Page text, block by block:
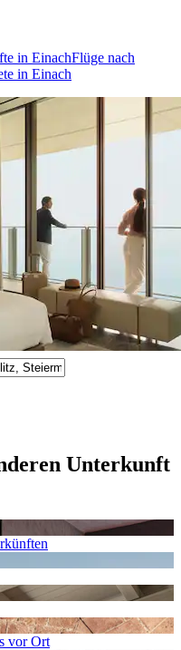
in EinachFlüge nach
in Einach
Unterkunft
vor Ort